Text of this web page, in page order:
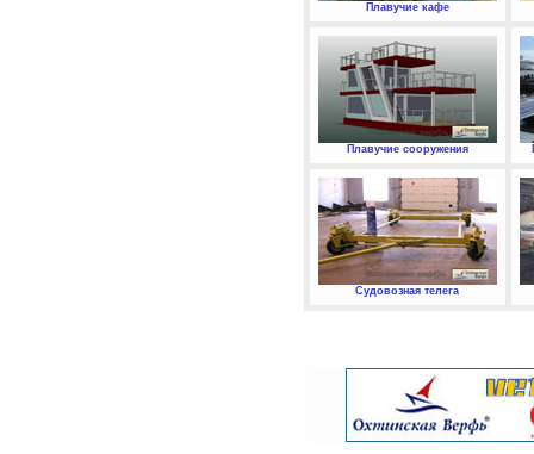
Плавучие кафе
Плавучие сооружения
Судовозная телега